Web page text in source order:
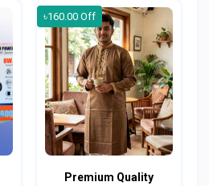
৳160.00 Off
Premium Quality